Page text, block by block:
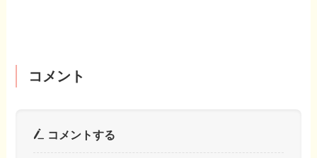
コメント
コメントする